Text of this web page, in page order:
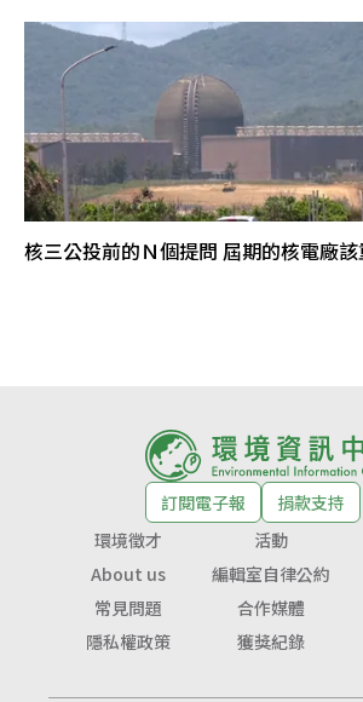
核三公投前的Ｎ個提問 屆期的核電廠該
訂閱電子報
捐款支持
環境徵才
活動
About us
編輯室自律公約
常見問題
合作媒體
隱私權政策
獲獎紀錄